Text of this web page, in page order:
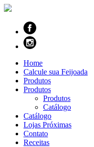
Home
Calcule sua Feijoada
Produtos
Produtos
Produtos
Catálogo
Catálogo
Lojas Próximas
Contato
Receitas